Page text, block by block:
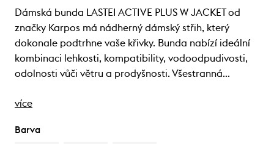
Dámská bunda LASTEI ACTIVE PLUS W JACKET od
značky Karpos má nádherný dámský střih, který
dokonale podtrhne vaše křivky. Bunda nabízí ideální
kombinaci lehkosti, kompatibility, vodoodpudivosti,
odolnosti vůči větru a prodyšnosti. Všestranná…
více
Barva